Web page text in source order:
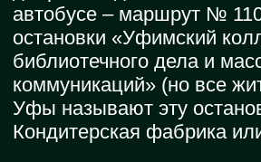
Заказать трансфер в отеле
+7 (347) 279 87 31
Реквизиты
Карта партнера ООО
ПаркСитиУфа
Образец заявки на бронирование